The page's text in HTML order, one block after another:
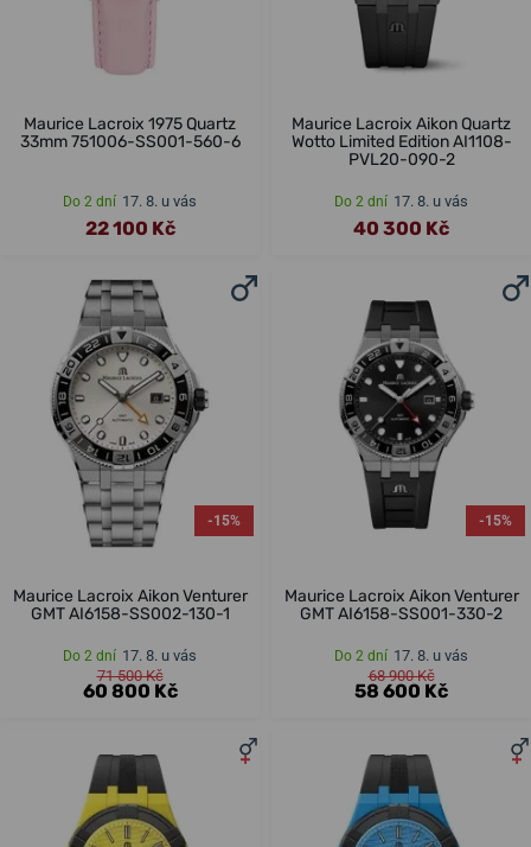
Maurice Lacroix 1975 Quartz
33mm 751006-SS001-560-6
Do 2 dní 17. 8. u vás
22 100 Kč
Maurice Lacroix Aikon Quartz
Wotto Limited Edition AI1108-
PVL20-090-2
Do 2 dní 17. 8. u vás
40 300 Kč
-15%
Maurice Lacroix Aikon Venturer
GMT AI6158-SS002-130-1
Do 2 dní 17. 8. u vás
71 500 Kč
60 800 Kč
-15%
Maurice Lacroix Aikon Venturer
GMT AI6158-SS001-330-2
Do 2 dní 17. 8. u vás
68 900 Kč
58 600 Kč